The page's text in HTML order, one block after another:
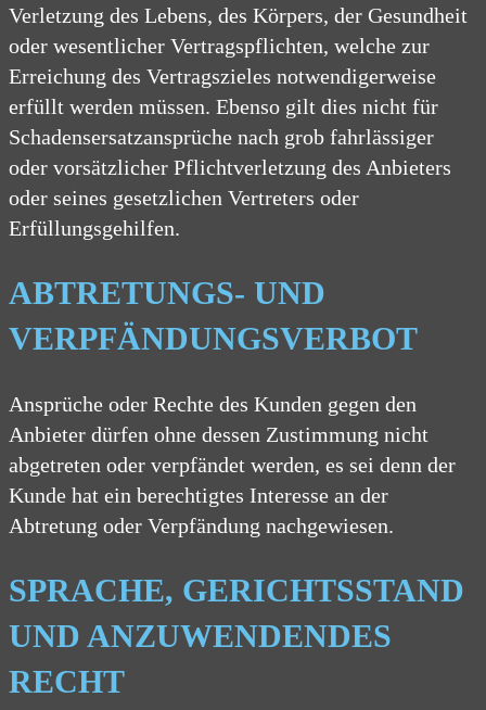
Verletzung des Lebens, des Körpers, der Gesundheit
oder wesentlicher Vertragspflichten, welche zur
Erreichung des Vertragszieles notwendigerweise
erfüllt werden müssen. Ebenso gilt dies nicht für
Schadensersatzansprüche nach grob fahrlässiger
oder vorsätzlicher Pflichtverletzung des Anbieters
oder seines gesetzlichen Vertreters oder
Erfüllungsgehilfen.
ABTRETUNGS- UND
VERPFÄNDUNGSVERBOT
Ansprüche oder Rechte des Kunden gegen den
Anbieter dürfen ohne dessen Zustimmung nicht
abgetreten oder verpfändet werden, es sei denn der
Kunde hat ein berechtigtes Interesse an der
Abtretung oder Verpfändung nachgewiesen.
SPRACHE, GERICHTSSTAND
UND ANZUWENDENDES
RECHT